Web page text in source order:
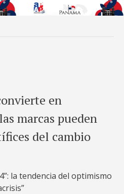
en
marcas pueden
del cambio
la tendencia del optimismo